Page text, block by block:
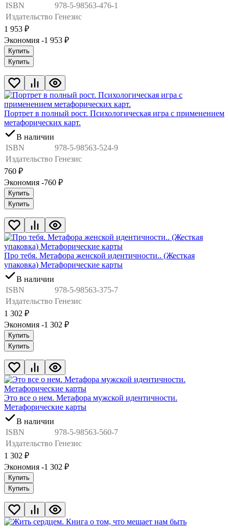
ISBN
978-5-98563-476-1
Издательство Генезис
1 953 ₽
Экономия -1 953 ₽
Купить
Купить
Портрет в полный рост. Психологическая игра с применением
метафорических карт.
В наличии
ISBN
978-5-98563-524-9
Издательство Генезис
760 ₽
Экономия -760 ₽
Купить
Купить
Про тебя. Метафора женской идентичности.. (Жесткая
упаковка) Метафорические карты
В наличии
ISBN
978-5-98563-375-7
Издательство Генезис
1 302 ₽
Экономия -1 302 ₽
Купить
Купить
Это все о нем. Метафора мужской идентичности.
Метафорические карты
В наличии
ISBN
978-5-98563-560-7
Издательство Генезис
1 302 ₽
Экономия -1 302 ₽
Купить
Купить